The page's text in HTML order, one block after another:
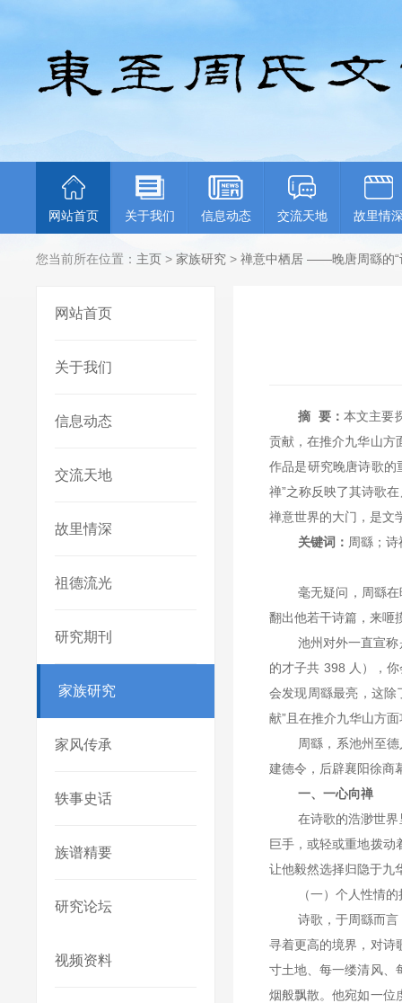
网站首页 关于我们 信息动态 交流天地 故里情
您当前所在位置： 主页 > 家族研究 > 禅意中栖居 ——晚唐周繇的“
网站首页
关于我们
信息动态
交流天地
故里情深
祖德流光
研究期刊
家族研究
家风传承
轶事史话
族谱精要
研究论坛
视频资料
摘 要： 本文主要
贡献，在推介九华山方
作品是研究晚唐诗歌的
禅”之称反映了其诗歌
禅意世界的大门，是文
关键词： 周繇；
毫无疑问，周繇
翻出他若干诗篇，来咂
池州对外一直宣称
的才子共 398 人），
会发现周繇最亮，这除
献”且在推介九华山方
周繇，系池州至
建德令，后辟襄阳徐商
一、一心向禅
在诗歌的浩渺世
巨手，或轻或重地拨动
让他毅然选择归隐于九
（一）个人性情
诗歌，于周繇而
寻着更高的境界，对诗
寸土地、每一缕清风、
烟般飘散。他宛如一位